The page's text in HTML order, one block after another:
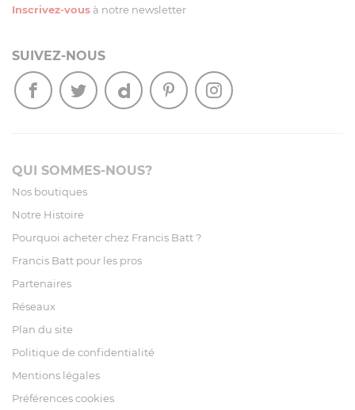
Inscrivez-vous à notre newsletter
SUIVEZ-NOUS
QUI SOMMES-NOUS?
Nos boutiques
Notre Histoire
Pourquoi acheter chez Francis Batt ?
Francis Batt pour les pros
Partenaires
Réseaux
Plan du site
Politique de confidentialité
Mentions légales
Préférences cookies